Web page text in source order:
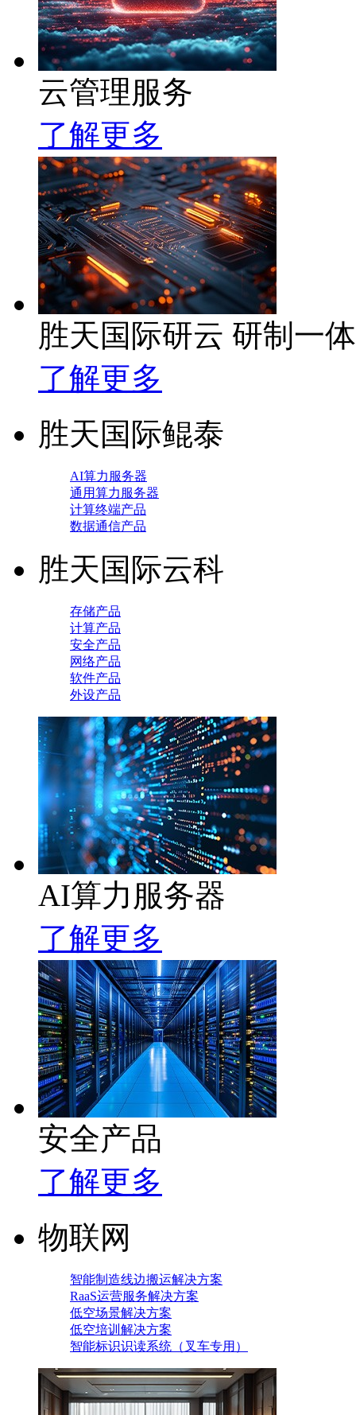
云管理服务
了解更多
胜天国际研云 研制一
了解更多
胜天国际鲲泰
AI算力服务器
通用算力服务器
计算终端产品
数据通信产品
胜天国际云科
存储产品
计算产品
安全产品
网络产品
软件产品
外设产品
AI算力服务器
了解更多
安全产品
了解更多
物联网
智能制造线边搬运解决方案
RaaS运营服务解决方案
低空场景解决方案
低空培训解决方案
智能标识识读系统（叉车专用）